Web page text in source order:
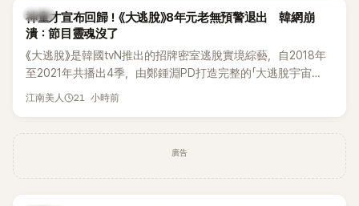
熱議。 2日播出的 SBS 綜藝節目《我的經紀人太難搞－秘書
鎮》，邀請同時兼顧工作與育兒的演藝圈代表「媽媽群」——李智
惠、李賢怡、李恩亨，以第13位「My Star」身分登場，分享最真
實的生活日常。 節目一開始，李瑞鎮 率先與李智惠會合，兩人
邊搭車邊聊天，氣氛輕鬆。聊到最近的新聞，李瑞鎮突然直球
發問：「妳不是上新聞了？說妳去做整形？是人中縮短手術嗎？」
惠也毫不閃躲，淡定接招，兩人鬥嘴默契十足。 話題接著一路
延燒到過去的爭議。李瑞鎮脫口補刀：「妳以前不是還在游泳池
韓星
神童才宣布回歸！《大逃脫》8年元老無預警退出 韓網崩
潰：節目靈魂沒了
《大逃脫》是韓國tvN推出的招牌密室逃脫實境綜藝，自2018年
至2021年共播出4季，由鄭鍾淵PD打造完整的「大逃脫宇宙
（DTCU）」，憑藉燒腦劇情、電影級場景與龐大世界觀，累積
江南美人 21 小時前
廣告